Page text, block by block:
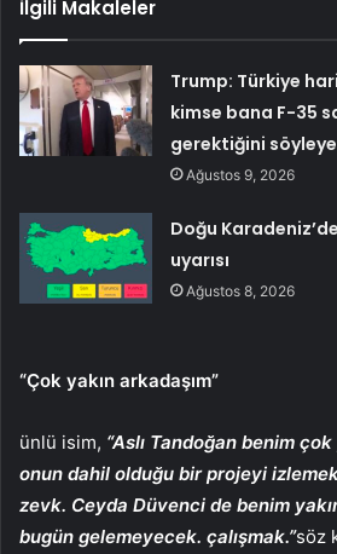
İlgili Makaleler
Trump: Türkiye
kimse bana F-35
gerektiğini
Ağustos 9, 2026
Doğu
uyarısı
Ağustos 8, 2026
“Çok yakın arkadaşım”
ünlü isim, “Aslı Tandoğan benim
onun dahil olduğu bir projeyi
zevk. Ceyda Düvenci de benim
bugün gelemeyecek. çalışmak.”söz